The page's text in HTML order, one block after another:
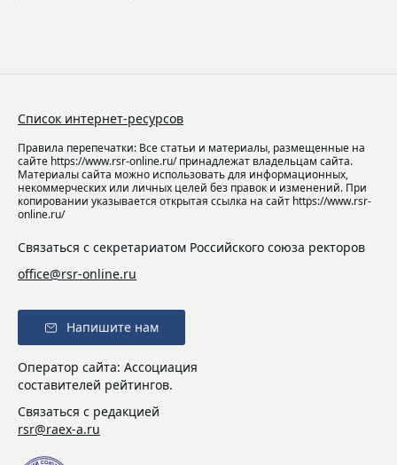
Список интернет-ресурсов
Правила перепечатки: Все статьи и материалы, размещенные на
сайте https://www.rsr-online.ru/ принадлежат владельцам сайта.
Материалы сайта можно использовать для информационных,
некоммерческих или личных целей без правок и изменений. При
копировании указывается открытая ссылка на сайт https://www.rsr-
online.ru/
Связаться с секретариатом Российского союза ректоров
office@rsr-online.ru
Напишите нам
Оператор сайта: Ассоциация
составителей рейтингов.
Связаться с редакцией
rsr@raex-a.ru